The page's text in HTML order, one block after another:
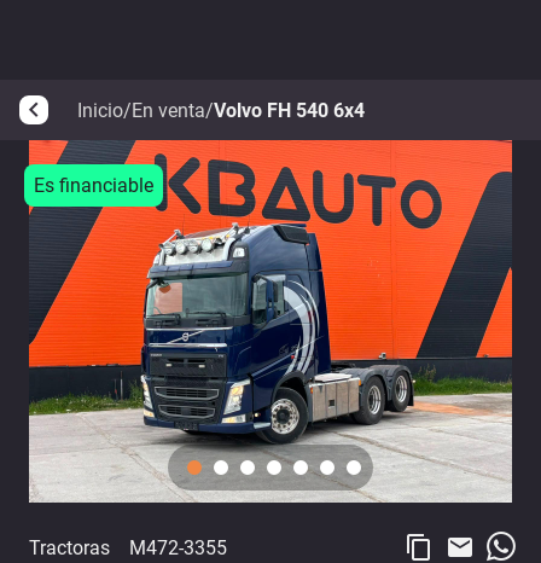
arrow_back_ios Inicio/En venta/Volvo FH 540 6x4
Es financiable
Tractoras M472-3355 content_copy email